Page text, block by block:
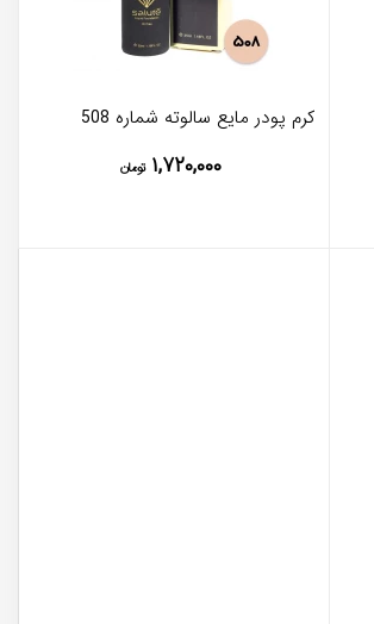
کرم پودر مایع سالوته شماره 508
۱,۷۲۰,۰۰۰ تومان